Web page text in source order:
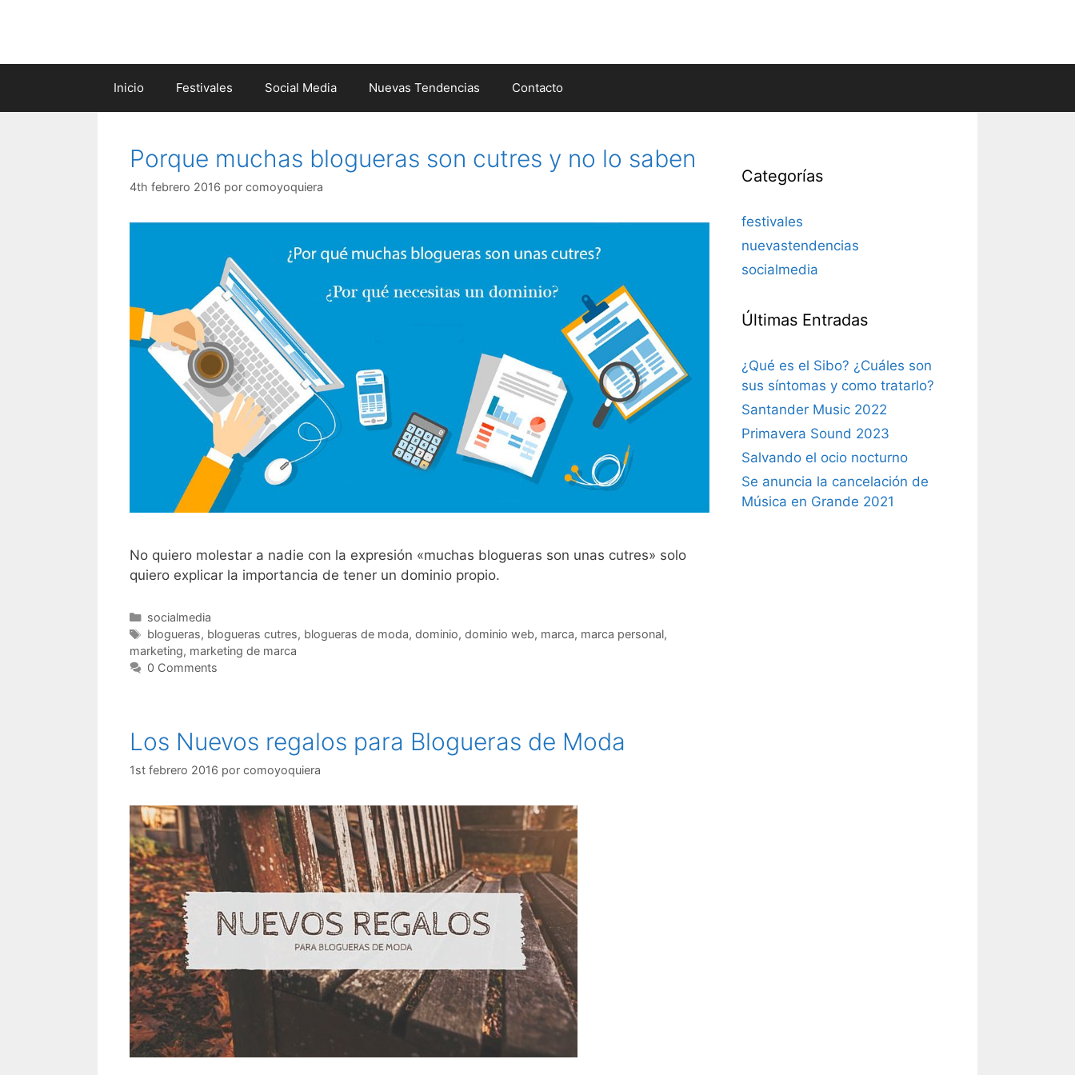
Inicio Festivales Social Media Nuevas Tendencias Contacto
Porque muchas blogueras son cutres y no lo saben
4th febrero 2016 por comoyoquiera
No quiero molestar a nadie con la expresión «muchas blogueras son unas cutres» solo
quiero explicar la importancia de tener un dominio propio.
Categorías
socialmedia
Etiquetas
blogueras, blogueras cutres, blogueras de moda, dominio, dominio web, marca, marca personal,
marketing, marketing de marca
0 Comments
Los Nuevos regalos para Blogueras de Moda
1st febrero 2016 por comoyoquiera
Categorías
festivales
nuevastendencias
socialmedia
Últimas Entradas
¿Qué es el Sibo? ¿Cuáles son
sus síntomas y como tratarlo?
Santander Music 2022
Primavera Sound 2023
Salvando el ocio nocturno
Se anuncia la cancelación de
Música en Grande 2021